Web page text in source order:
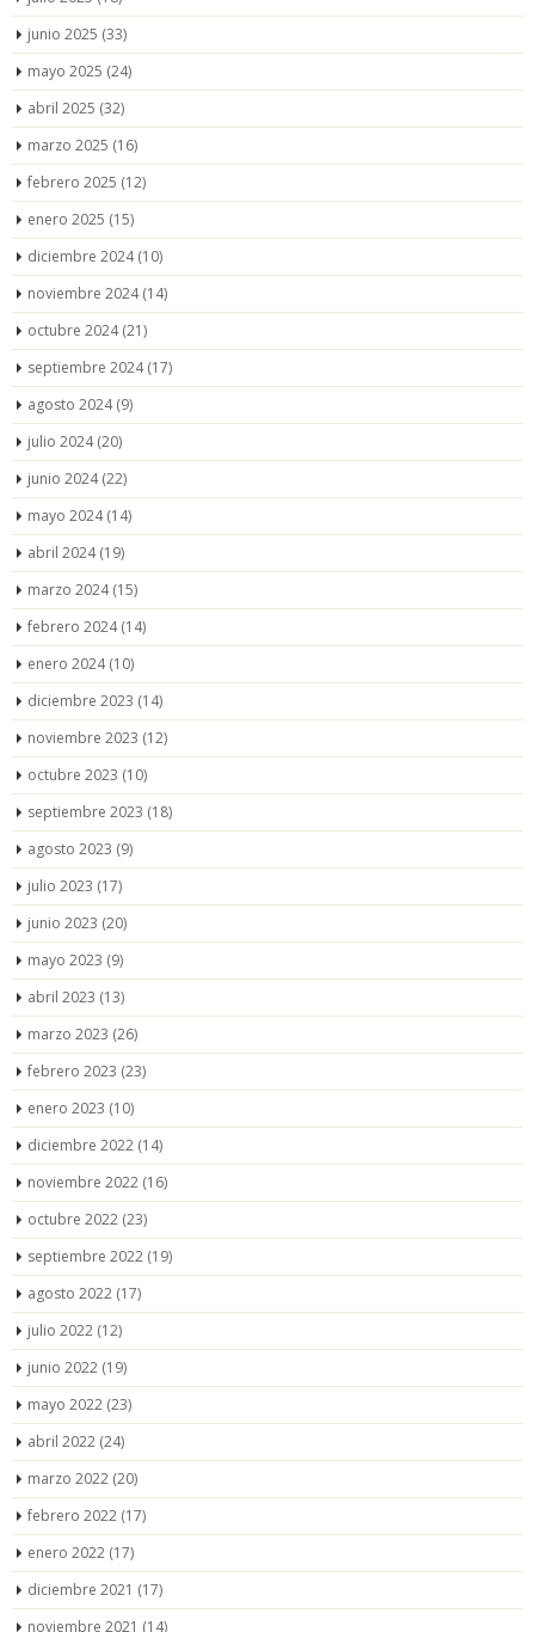
junio 2025 (33)
mayo 2025 (24)
abril 2025 (32)
marzo 2025 (16)
febrero 2025 (12)
enero 2025 (15)
diciembre 2024(10)
noviembre 2024(14)
octubre 2024(21)
septiembre 2024(17)
agosto 2024(9)
julio 2024(20)
junio 2024(22)
mayo 2024(14)
abril 2024(19)
marzo 2024(15)
febrero 2024(14)
enero 2024(10)
diciembre 2023 (14)
noviembre 2023 (12)
octubre 2023 (10)
septiembre 2023 (18)
agosto 2023 (9)
julio 2023 (17)
junio 2023 (20)
mayo 2023 (9)
abril 2023 (13)
marzo 2023 (26)
febrero 2023 (23)
enero 2023 (10)
diciembre 2022 (14)
noviembre 2022 (16)
octubre 2022 (23)
septiembre 2022 (19)
agosto 2022 (17)
julio 2022 (12)
junio 2022 (19)
mayo 2022 (23)
abril 2022 (24)
marzo 2022 (20)
febrero 2022 (17)
enero 2022 (17)
diciembre 2021 (17)
noviembre 2021 (14)